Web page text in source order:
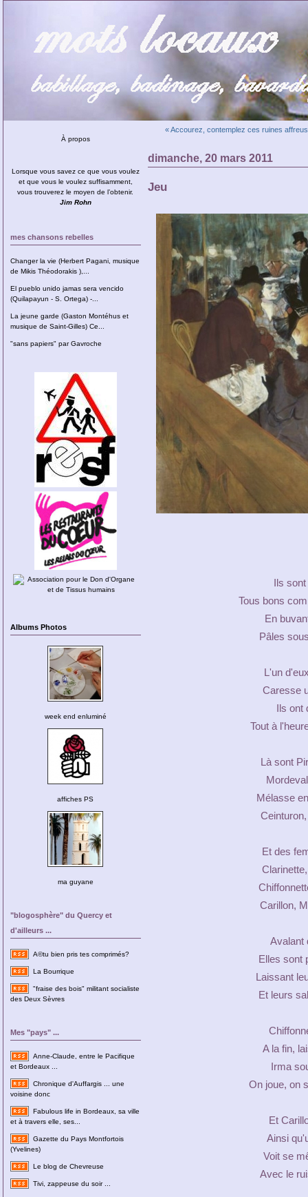
À propos
Lorsque vous savez ce que vous voulez
et que vous le voulez suffisamment,
vous trouverez le moyen de l’obtenir.
Jim Rohn
mes chansons rebelles
Changer la vie (Herbert Pagani, musique
de Mikis Théodorakis ),...
El pueblo unido jamas sera vencido
(Quilapayun - S. Ortega) -...
La jeune garde (Gaston Montéhus et
musique de Saint-Gilles) Ce...
"sans papiers" par Gavroche
Albums Photos
week end enluminé
affiches PS
ma guyane
"blogosphère" du Quercy et
d'ailleurs ...
A©tu bien pris tes comprimés?
La Bourrique
"fraise des bois" militant socialiste
des Deux Sèvres
Mes "pays" ...
Anne-Claude, entre le Pacifique
et Bordeaux ...
Chronique d'Auffargis ... une
voisine donc
Fabulous life in Bordeaux, sa ville
et à travers elle, ses...
Gazette du Pays Montfortois
(Yvelines)
Le blog de Chevreuse
Tivi, zappeuse du soir ...
« Accourez, contemplez ces ruines
dimanche, 20 mars 2011
Jeu
Ils
Tous bons
En
Pâles
L'un
Caresse
Ils
Tout à
Là sont
Mélasse
Et des
Carillon,
Avalant
Elles sont
Laissant
Et leurs
A la fin,
Irma
On joue, on
Et
Ainsi
Voit se
Avec le